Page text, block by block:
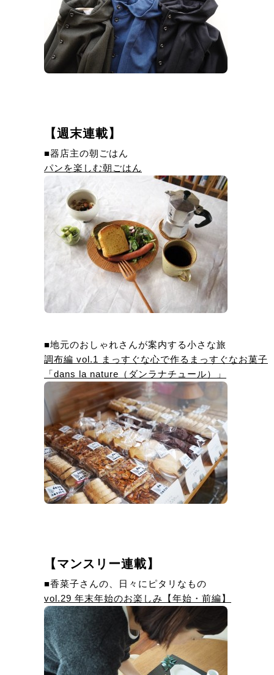
【週末連載】
■器店主の朝ごはん
パンを楽しむ朝ごはん
■地元のおしゃれさんが案内する小さな旅
調布編 vol.1 まっすぐな心で作るまっすぐなお菓子
「dans la nature（ダンラナチュール）」
【マンスリー連載】
■香菜子さんの、日々にピタリなもの
vol.29 年末年始のお楽しみ【年始・前編】